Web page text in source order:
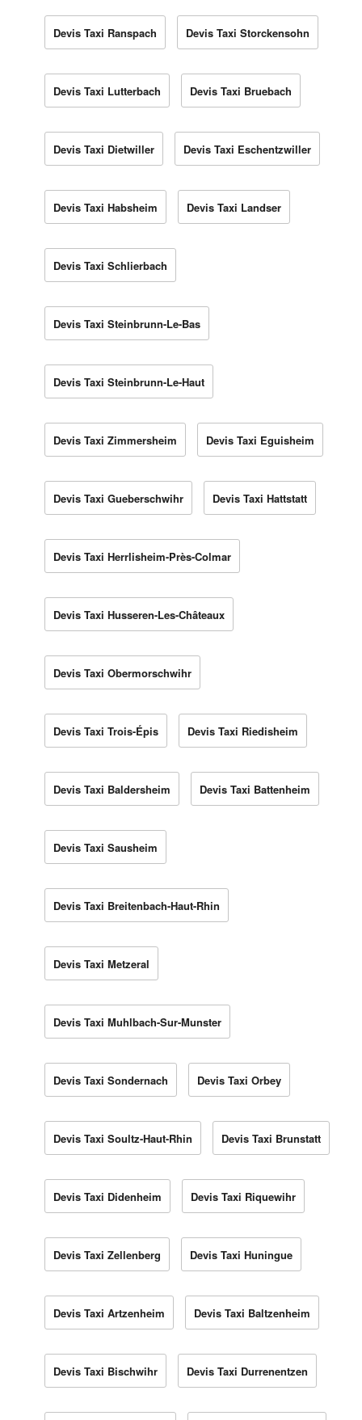
Devis Taxi Ranspach Devis Taxi Storckensohn
Devis Taxi Lutterbach Devis Taxi Bruebach
Devis Taxi Dietwiller Devis Taxi Eschentzwiller
Devis Taxi Habsheim Devis Taxi Landser
Devis Taxi Schlierbach
Devis Taxi Steinbrunn-Le-Bas
Devis Taxi Steinbrunn-Le-Haut
Devis Taxi Zimmersheim Devis Taxi Eguisheim
Devis Taxi Gueberschwihr Devis Taxi Hattstatt
Devis Taxi Herrlisheim-Près-Colmar
Devis Taxi Husseren-Les-Châteaux
Devis Taxi Obermorschwihr
Devis Taxi Trois-Épis Devis Taxi Riedisheim
Devis Taxi Baldersheim Devis Taxi Battenheim
Devis Taxi Sausheim
Devis Taxi Breitenbach-Haut-Rhin
Devis Taxi Metzeral
Devis Taxi Muhlbach-Sur-Munster
Devis Taxi Sondernach Devis Taxi Orbey
Devis Taxi Soultz-Haut-Rhin Devis Taxi Brunstatt
Devis Taxi Didenheim Devis Taxi Riquewihr
Devis Taxi Zellenberg Devis Taxi Huningue
Devis Taxi Artzenheim Devis Taxi Baltzenheim
Devis Taxi Bischwihr Devis Taxi Durrenentzen